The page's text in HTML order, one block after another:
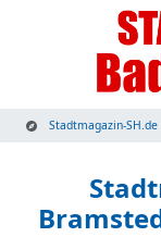
Stadtmagazin-SH.de